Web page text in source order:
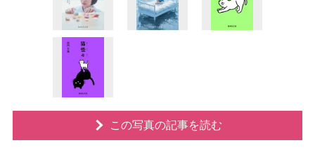
この写真の記事を読む